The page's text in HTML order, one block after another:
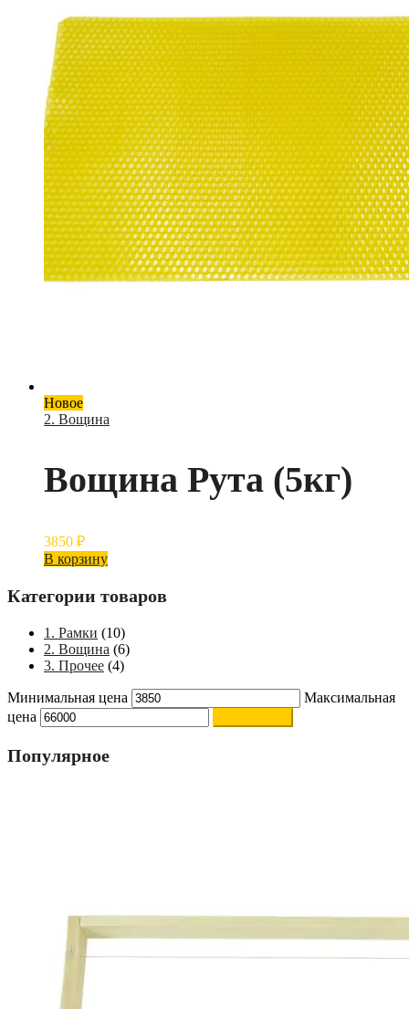
Новое
2. Вощина
Вощина Рута (5кг)
3850 ₽
В корзину
Категории товаров
1. Рамки (10)
2. Вощина (6)
3. Прочее (4)
Минимальная цена
Максимальная
цена
Популярное